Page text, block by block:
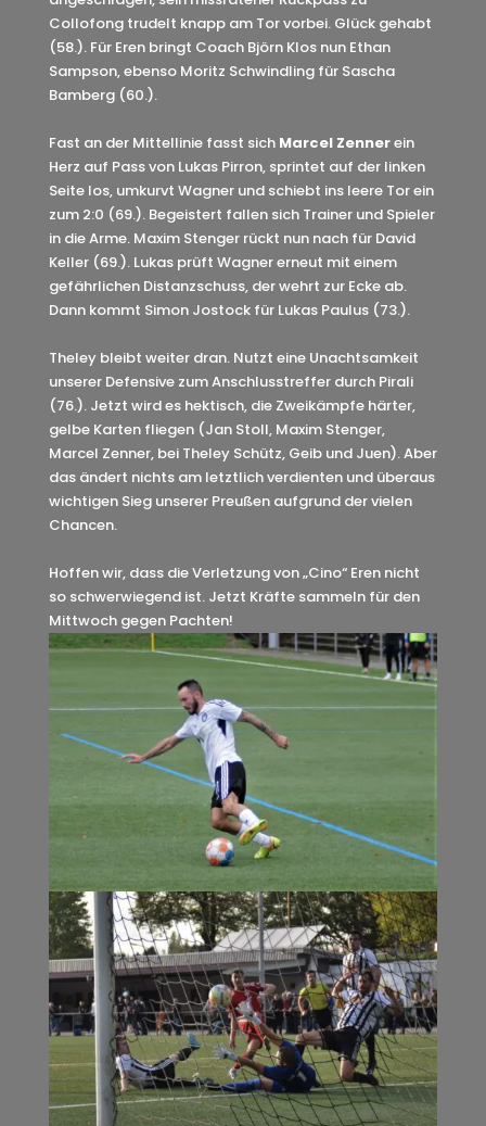
Collofong trudelt knapp am Tor vorbei. Glück gehabt
(58.). Für Eren bringt Coach Björn Klos nun Ethan
Sampson, ebenso Moritz Schwindling für Sascha
Bamberg (60.).
Fast an der Mittellinie fasst sich Marcel Zennerein
Herz auf Pass von Lukas Pirron, sprintet auf der linken
Seite los, umkurvt Wagner und schiebt ins leere Tor ein
zum 2:0 (69.). Begeistert fallen sich Trainer und Spieler
in die Arme. Maxim Stenger rückt nun nach für David
Keller (69.). Lukas prüft Wagner erneut mit einem
gefährlichen Distanzschuss, der wehrt zur Ecke ab.
Dann kommt Simon Jostock für Lukas Paulus (73.).
Theley bleibt weiter dran. Nutzt eine Unachtsamkeit
unserer Defensive zum Anschlusstreffer durch Pirali
(76.). Jetzt wird es hektisch, die Zweikämpfe härter,
gelbe Karten fliegen (Jan Stoll, Maxim Stenger,
Marcel Zenner, bei Theley Schütz, Geib und Juen). Aber
das ändert nichts am letztlich verdienten und überaus
wichtigen Sieg unserer Preußen aufgrund der vielen
Chancen.
Hoffen wir, dass die Verletzung von „Cino“ Eren nicht
so schwerwiegend ist. Jetzt Kräfte sammeln für den
Mittwoch gegen Pachten!